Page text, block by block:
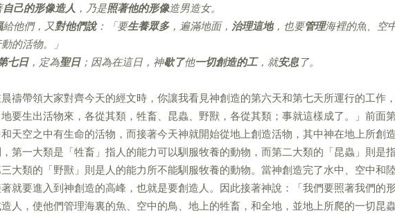
自己的形像造人 ，乃是照著他的形像造男造女。
給他們，又對他們說：「要生養眾多，遍滿地面， 治理這地，也要管理海裡的魚、空
的活物。」
七日，定為聖日；因為在這日，神歇了他一切創造的工，就安息了。
禱帶領大家對齊今天的經文時，你讓我看見神創造的第六天和第七天所運行的工作
要生出活物來，各從其類，牲畜、昆蟲、野獸，各從其類；事就這樣成了。」前面
天空之中有生命的活物，而接著今天神就開始從地上創造活物，其中神在地上所創
第一大類是「牲畜」指人的能力可以馴服牧養的動物，而第二大類的「昆蟲」則是
大類的「野獸」則是人的能力所不能馴服牧養的動物。當神創造完了水中、空中和
就要進入到神創造的高峰，也就是要創造人。因此接著神說：「我們要照著我們的
人，使他們管理海裏的魚、空中的鳥、地上的牲畜，和全地，並地上所爬的一切昆蟲